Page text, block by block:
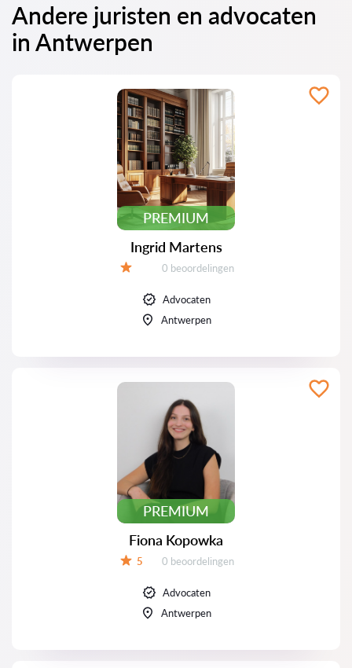
Andere juristen en advocaten
in Antwerpen
PREMIUM
Ingrid Martens
Beoordelingen:
0 beoordelingen
Advocaten
Antwerpen
PREMIUM
Fiona Kopowka
5 Beoordelingen:
0 beoordelingen
Advocaten
Antwerpen